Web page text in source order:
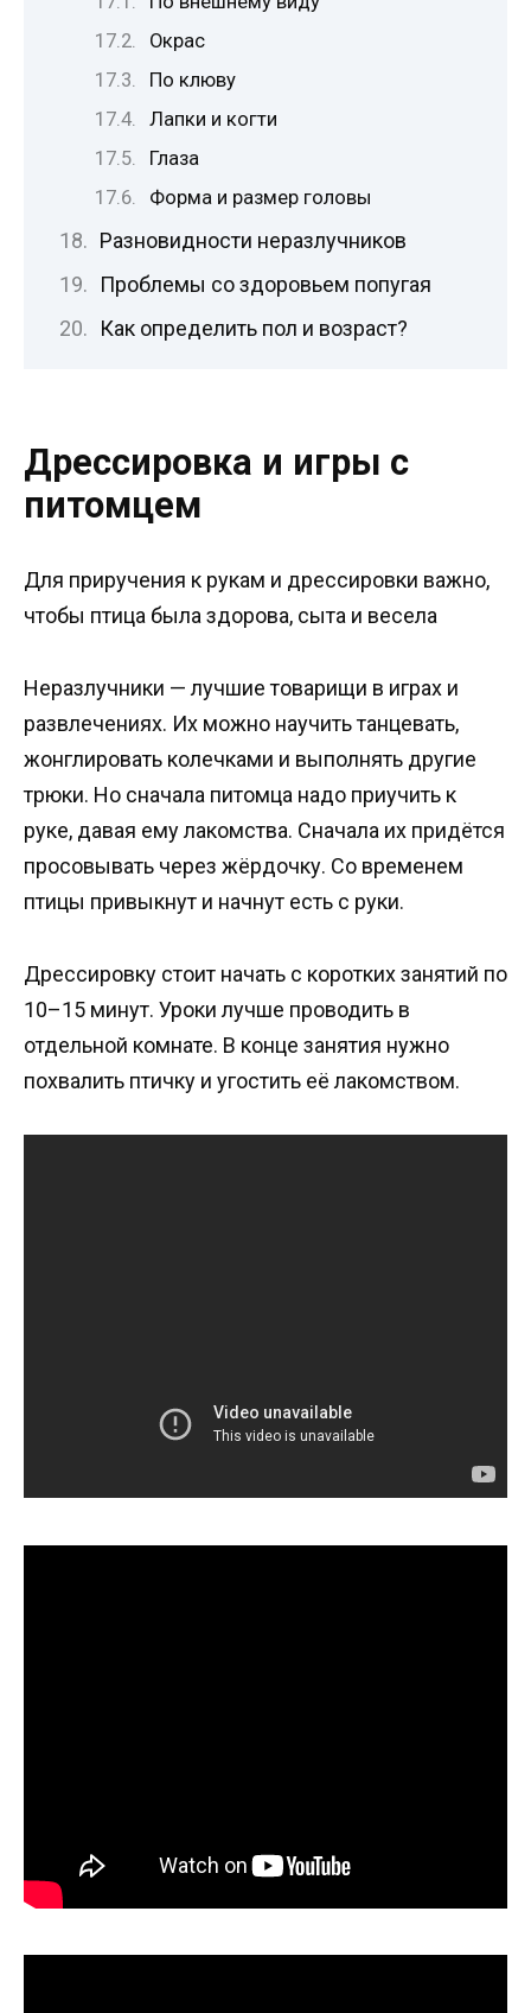
Окрас
По клюву
Лапки и когти
Глаза
Форма и размер головы
Разновидности неразлучников
Проблемы со здоровьем попугая
Как определить пол и возраст?
Дрессировка и игры с
питомцем
Для приручения к рукам и дрессировки важно,
чтобы птица была здорова, сыта и весела
Неразлучники — лучшие товарищи в играх и
развлечениях. Их можно научить танцевать,
жонглировать колечками и выполнять другие
трюки. Но сначала питомца надо приучить к
руке, давая ему лакомства. Сначала их придётся
просовывать через жёрдочку. Со временем
птицы привыкнут и начнут есть с руки.
Дрессировку стоит начать с коротких занятий по
10–15 минут. Уроки лучше проводить в
отдельной комнате. В конце занятия нужно
похвалить птичку и угостить её лакомством.